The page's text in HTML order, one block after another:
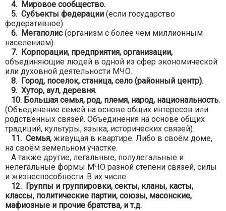
4. Мировое сообщество.
5. Субъекты федерации (если государство
федеративное).
6. Мегаполис(организм с более чем миллионным
населением).
7. Корпорации, предприятия, организации,
объединяющие людей в одной из сфер экономической
или духовной деятельности МЧО.
8. Город, поселок, станица, село (районный центр).
9. Хутор, аул, деревня.
10. Большая семья, род, племя, народ, национальность.
(Объединение семей на основе общих интересов или
родственных связей. Объединения на основе общих
традиций, культуры, языка, исторических связей).
11. Семья, живущая в квартире. Либо в своём доме,
на своём земельном участке.
А также другие, легальные, полулегальные и
нелегальные формы МЧО разной степени связей, силы
и жизнеспособности. В их числе:
12. Группы и группировки, секты, кланы, касты,
классы, политические партии, союзы, масонские,
мафиозные и прочие братства, и т.д.